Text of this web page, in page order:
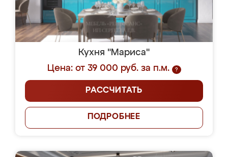
Кухня "Мариса"
Цена: от 39 000 руб. за п.м.
?
РАССЧИТАТЬ
ПОДРОБНЕЕ